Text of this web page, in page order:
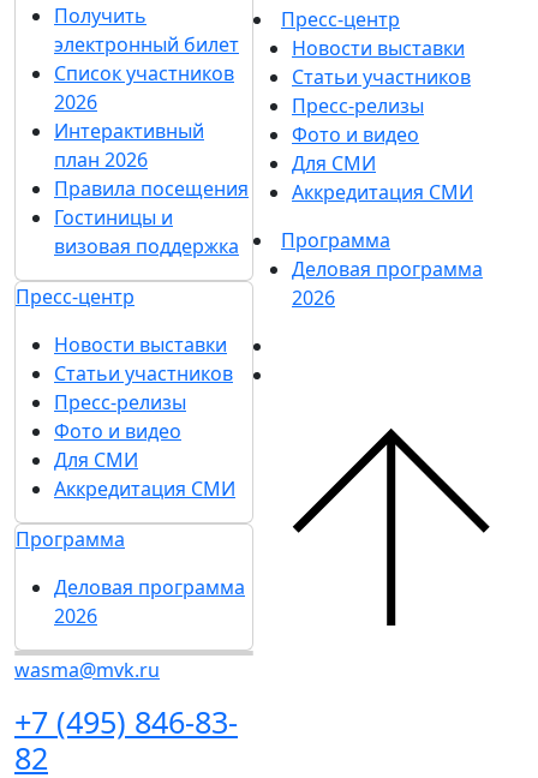
Получить
электронный билет
Список участников
2026
Интерактивный
план 2026
Правила посещения
Гостиницы и
визовая поддержка
Пресс-центр
Новости выставки
Статьи участников
Пресс-релизы
Фото и видео
Для СМИ
Аккредитация СМИ
Программа
Деловая программа
2026
wasma@mvk.ru
+7 (495) 846-83-
82
Пресс-центр
Новости выставки
Статьи участников
Пресс-релизы
Фото и видео
Для СМИ
Аккредитация СМИ
Программа
Деловая программа
2026